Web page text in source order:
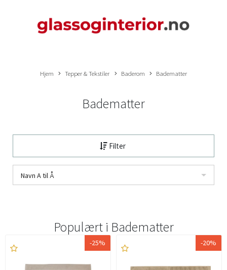
Hjem Tepper & Tekstiler Baderom Badematter
Badematter
Filter
Navn A til Å
Populært i Badematter
-25% -20%